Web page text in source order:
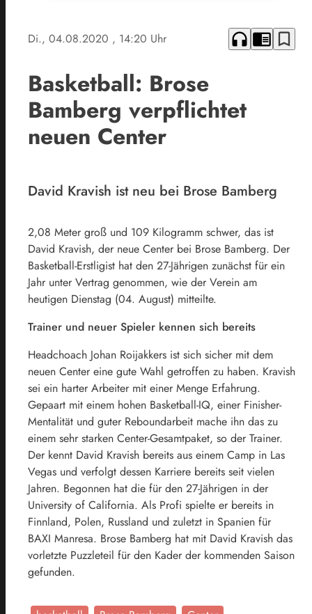
Di., 04.08.2020 , 14:20 Uhr headphones chrome_reader_mode bookmark_border
Basketball: Brose
Bamberg verpflichtet
neuen Center
David Kravish ist neu bei Brose Bamberg
2,08 Meter groß und 109 Kilogramm schwer, das ist
David Kravish, der neue Center bei Brose Bamberg. Der
Basketball-Erstligist hat den 27-Jährigen zunächst für ein
Jahr unter Vertrag genommen, wie der Verein am
heutigen Dienstag (04. August) mitteilte.
Trainer und neuer Spieler kennen sich bereits
Headchoach Johan Roijakkers ist sich sicher mit dem
neuen Center eine gute Wahl getroffen zu haben. Kravish
sei ein harter Arbeiter mit einer Menge Erfahrung.
Gepaart mit einem hohen Basketball-IQ, einer Finisher-
Mentalität und guter Reboundarbeit mache ihn das zu
einem sehr starken Center-Gesamtpaket, so der Trainer.
Der kennt David Kravish bereits aus einem Camp in Las
Vegas und verfolgt dessen Karriere bereits seit vielen
Jahren. Begonnen hat die für den 27-Jährigen in der
University of California. Als Profi spielte er bereits in
Finnland, Polen, Russland und zuletzt in Spanien für
BAXI Manresa. Brose Bamberg hat mit David Kravish das
vorletzte Puzzleteil für den Kader der kommenden Saison
gefunden.